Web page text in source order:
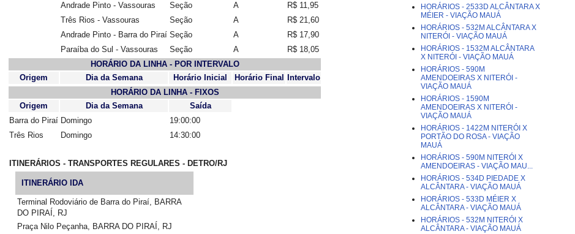
Andrade Pinto - Vassouras
Seção A
R$ 11,95
Três Rios - Vassouras
Seção A
R$ 21,60
Andrade Pinto - Barra do Piraí Seção A
R$ 17,90
Paraíba do Sul - Vassouras
Seção A
R$ 18,05
HORÁRIO DA LINHA - POR INTERVALO
Origem
Dia da Semana Horário Inicial Horário Final
Intervalo
HORÁRIO DA LINHA - FIXOS
Origem
Dia da Semana
Saída
Barra do Piraí Domingo
19:00:00
Três Rios
Domingo 14:30:00
ITINERÁRIOS - TRANSPORTES REGULARES - DETRO/RJ
ITINERÁRIO IDA
Terminal Rodoviário de Barra do Piraí, BARRA
DO PIRAÍ, RJ
Praça Nilo Peçanha, BARRA DO PIRAÍ, RJ
HORÁRIOS - 2533D ALCÂNTARA X
MÉIER - VIAÇÃO MAUÁ
HORÁRIOS - 532M ALCÂNTARA X
NITERÓI - VIAÇÃO MAUÁ
HORÁRIOS - 1532M ALCÂNTARA
X NITERÓI - VIAÇÃO MAUÁ
HORÁRIOS - 590M
AMENDOEIRAS X NITERÓI -
VIAÇÃO MAUÁ
HORÁRIOS - 1590M
AMENDOEIRAS X NITERÓI -
VIAÇÃO MAUÁ
HORÁRIOS - 1422M NITERÓI X
PORTÃO DO ROSA - VIAÇÃO
MAUÁ
HORÁRIOS - 590M NITERÓI X
AMENDOEIRAS - VIAÇÃO MAU...
HORÁRIOS - 534D PIEDADE X
ALCÂNTARA - VIAÇÃO MAUÁ
HORÁRIOS - 533D MÉIER X
ALCÂNTARA - VIAÇÃO MAUÁ
HORÁRIOS - 532M NITERÓI X
ALCÂNTARA - VIAÇÃO MAUÁ